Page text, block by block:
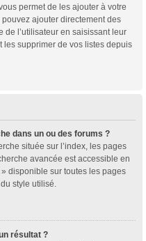
permet de les ajouter à votre
pouvez ajouter directement des
l’utilisateur en saisissant leur
les supprimer de vos listes depuis
dans un ou des forums ?
située sur l’index, les pages
avancée est accessible en
disponible sur toutes les pages
style utilisé.
résultat ?